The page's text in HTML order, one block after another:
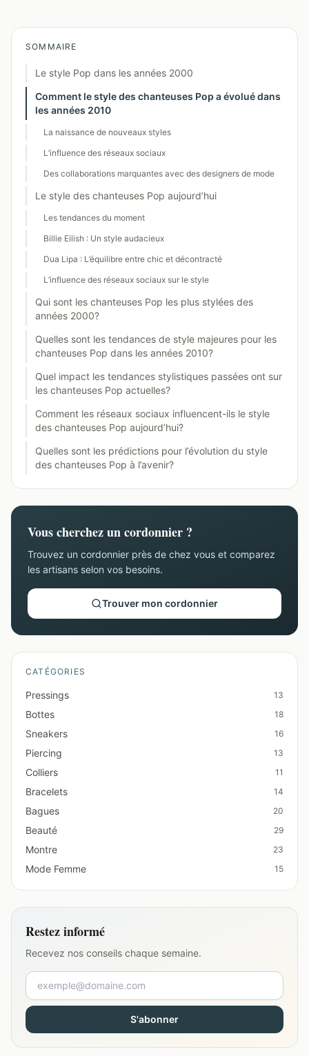
SOMMAIRE
Le style Pop dans les années 2000
Comment le style des chanteuses Pop a évolué dans
les années 2010
La naissance de nouveaux styles
L’influence des réseaux sociaux
Des collaborations marquantes avec des designers de mode
Le style des chanteuses Pop aujourd’hui
Les tendances du moment
Billie Eilish : Un style audacieux
Dua Lipa : L’équilibre entre chic et décontracté
L’influence des réseaux sociaux sur le style
Qui sont les chanteuses Pop les plus stylées des
années 2000?
Quelles sont les tendances de style majeures pour les
chanteuses Pop dans les années 2010?
Quel impact les tendances stylistiques passées ont sur
les chanteuses Pop actuelles?
Comment les réseaux sociaux influencent-ils le style
des chanteuses Pop aujourd’hui?
Quelles sont les prédictions pour l’évolution du style
des chanteuses Pop à l’avenir?
Vous cherchez un cordonnier ?
Trouvez un cordonnier près de chez vous et comparez
les artisans selon vos besoins.
Trouver mon cordonnier
CATÉGORIES
Pressings 13
Bottes 18
Sneakers 16
Piercing 13
Colliers 11
Bracelets 14
Bagues 20
Beauté 29
Montre 23
Mode Femme 15
Restez informé
Recevez nos conseils chaque semaine.
S'abonner